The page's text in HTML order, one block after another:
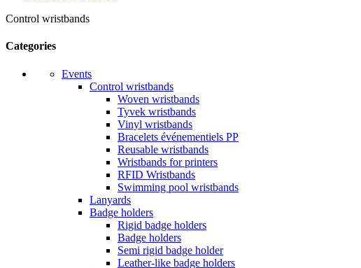
Control wristbands
Categories
Events
Control wristbands
Woven wristbands
Tyvek wristbands
Vinyl wristbands
Bracelets événementiels PP
Reusable wristbands
Wristbands for printers
RFID Wristbands
Swimming pool wristbands
Lanyards
Badge holders
Rigid badge holders
Badge holders
Semi rigid badge holder
Leather-like badge holders